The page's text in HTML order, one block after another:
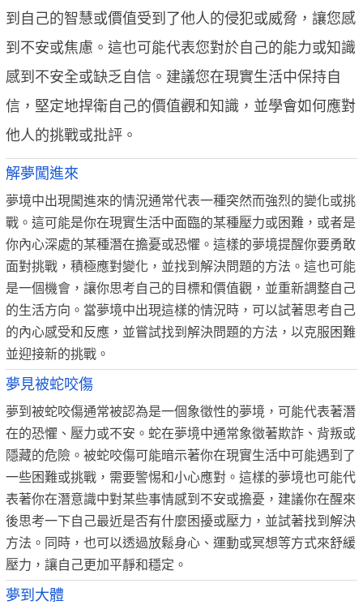
到自己的智慧或價值受到了他人的侵犯或威脅，讓您感
到不安或焦慮。這也可能代表您對於自己的能力或知識
感到不安全或缺乏自信。建議您在現實生活中保持自
信，堅定地捍衛自己的價值觀和知識，並學會如何應對
他人的挑戰或批評。
解夢闖進來
夢境中出現闖進來的情況通常代表一種突然而強烈的變化或挑
戰。這可能是你在現實生活中面臨的某種壓力或困難，或者是
你內心深處的某種潛在擔憂或恐懼。這樣的夢境提醒你要勇敢
面對挑戰，積極應對變化，並找到解決問題的方法。這也可能
是一個機會，讓你思考自己的目標和價值觀，並重新調整自己
的生活方向。當夢境中出現這樣的情況時，可以試著思考自己
的內心感受和反應，並嘗試找到解決問題的方法，以克服困難
並迎接新的挑戰。
夢見被蛇咬傷
夢到被蛇咬傷通常被認為是一個象徵性的夢境，可能代表著潛
在的恐懼、壓力或不安。蛇在夢境中通常象徵著欺詐、背叛或
隱藏的危險。被蛇咬傷可能暗示著你在現實生活中可能遇到了
一些困難或挑戰，需要警惕和小心應對。這樣的夢境也可能代
表著你在潛意識中對某些事情感到不安或擔憂，建議你在醒來
後思考一下自己最近是否有什麼困擾或壓力，並試著找到解決
方法。同時，也可以透過放鬆身心、運動或冥想等方式來舒緩
壓力，讓自己更加平靜和穩定。
夢到大體